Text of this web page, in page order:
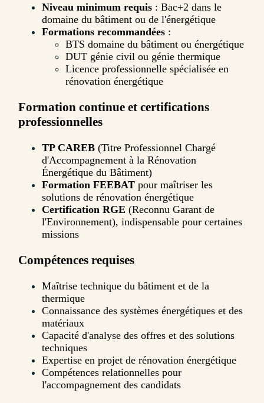
Niveau minimum requis : Bac+2 dans le
domaine du bâtiment ou de l'énergétique
Formations recommandées :
BTS domaine du bâtiment ou énergétique
DUT génie civil ou génie thermique
Licence professionnelle spécialisée en
rénovation énergétique
Formation continue et certifications
professionnelles
TP CAREB (Titre Professionnel Chargé
d'Accompagnement à la Rénovation
Énergétique du Bâtiment)
Formation FEEBAT pour maîtriser les
solutions de rénovation énergétique
Certification RGE (Reconnu Garant de
l'Environnement), indispensable pour certaines
missions
Compétences requises
Maîtrise technique du bâtiment et de la
thermique
Connaissance des systèmes énergétiques et des
matériaux
Capacité d'analyse des offres et des solutions
techniques
Expertise en projet de rénovation énergétique
Compétences relationnelles pour
l'accompagnement des candidats